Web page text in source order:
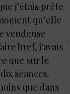
j’étais prête
qu’elle
vendeuse
bref, j’avais
que sur le
séances.
que dans